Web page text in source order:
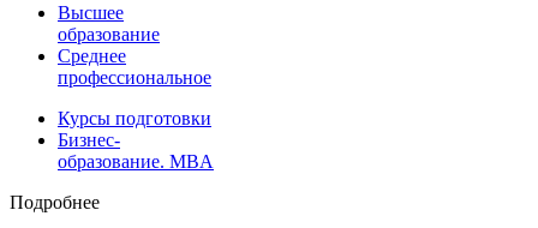
Высшее
образование
Среднее
профессиональное
Курсы подготовки
Бизнес-
образование. MBA
Подробнее